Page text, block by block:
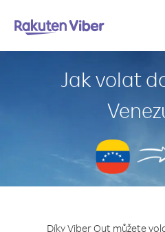
Jak volat
Díky Viber Out můžete